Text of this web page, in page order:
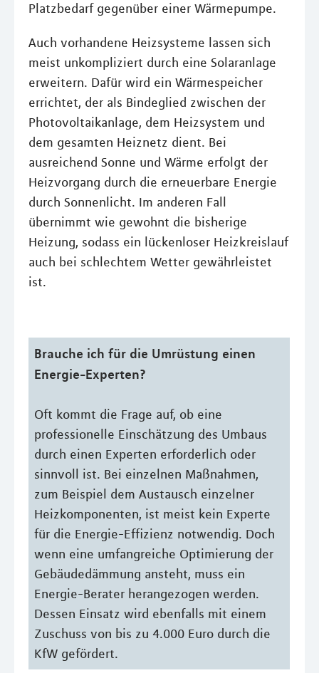
Platzbedarf gegenüber einer Wärmepumpe.
Auch vorhandene Heizsysteme lassen sich
meist unkompliziert durch eine Solaranlage
erweitern. Dafür wird ein Wärmespeicher
errichtet, der als Bindeglied zwischen der
Photovoltaikanlage, dem Heizsystem und
dem gesamten Heiznetz dient. Bei
ausreichend Sonne und Wärme erfolgt der
Heizvorgang durch die erneuerbare Energie
durch Sonnenlicht. Im anderen Fall
übernimmt wie gewohnt die bisherige
Heizung, sodass ein lückenloser Heizkreislauf
auch bei schlechtem Wetter gewährleistet
ist.
Brauche ich für die Umrüstung einen
Energie-Experten?
Oft kommt die Frage auf, ob eine
professionelle Einschätzung des Umbaus
durch einen Experten erforderlich oder
sinnvoll ist. Bei einzelnen Maßnahmen,
zum Beispiel dem Austausch einzelner
Heizkomponenten, ist meist kein Experte
für die Energie-Effizienz notwendig. Doch
wenn eine umfangreiche Optimierung der
Gebäudedämmung ansteht, muss ein
Energie-Berater herangezogen werden.
Dessen Einsatz wird ebenfalls mit einem
Zuschuss von bis zu 4.000 Euro durch die
KfW gefördert.